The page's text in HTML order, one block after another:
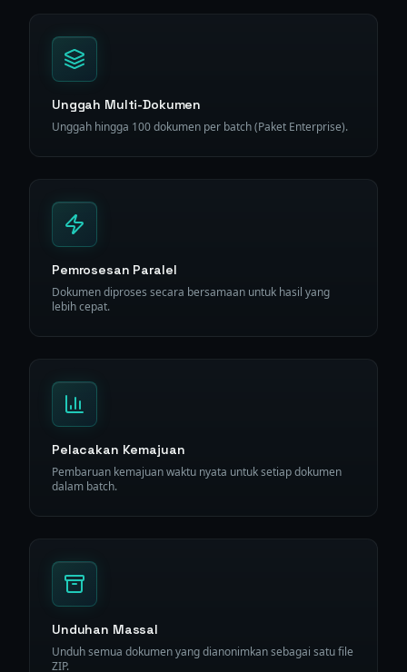
Unggah Multi-Dokumen
Unggah hingga 100 dokumen per batch (Paket Enterprise).
Pemrosesan Paralel
Dokumen diproses secara bersamaan untuk hasil yang
lebih cepat.
Pelacakan Kemajuan
Pembaruan kemajuan waktu nyata untuk setiap dokumen
dalam batch.
Unduhan Massal
Unduh semua dokumen yang dianonimkan sebagai satu file
ZIP.